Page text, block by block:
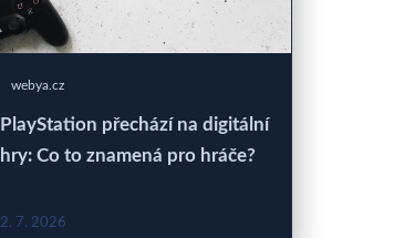
webya.cz
PlayStation přechází na digitální
hry: Co to znamená pro hráče?
2. 7. 2026